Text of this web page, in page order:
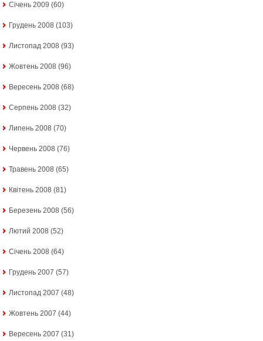
Січень 2009 (60)
Грудень 2008 (103)
Листопад 2008 (93)
Жовтень 2008 (96)
Вересень 2008 (68)
Серпень 2008 (32)
Липень 2008 (70)
Червень 2008 (76)
Травень 2008 (65)
Квітень 2008 (81)
Березень 2008 (56)
Лютий 2008 (52)
Січень 2008 (64)
Грудень 2007 (57)
Листопад 2007 (48)
Жовтень 2007 (44)
Вересень 2007 (31)